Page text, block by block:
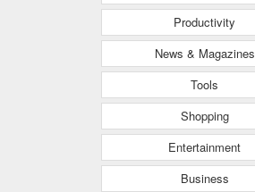
Productivity
News & Magazines
Tools
Shopping
Entertainment
Business